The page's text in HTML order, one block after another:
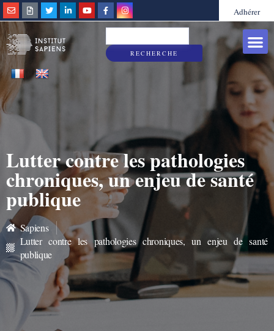
Adhérer
RECHERCHE
Lutter contre les pathologies
chroniques, un enjeu de santé
publique
Sapiens
Lutter contre les pathologies chroniques, un enjeu de santé
publique